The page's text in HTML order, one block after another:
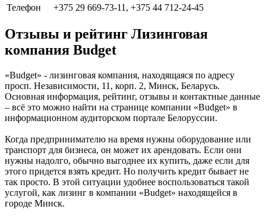
Телефон
+375 29 669-73-11, +375 44 712-24-45
Отзывы и рейтинг Лизинговая
компания Budget
«Budget» - лизинговая компания, находящаяся по адресу
просп. Независимости, 11, корп. 2, Минск, Беларусь.
Основная информация, рейтинг, отзывы и контактные данные
– всё это можно найти на странице компании «Budget» в
информационном аудиторском портале Белоруссии.
Когда предпринимателю на время нужны оборудование или
транспорт для бизнеса, он может их арендовать. Если они
нужны надолго, обычно выгоднее их купить, даже если для
этого придется взять кредит. Но получить кредит бывает не
так просто. В этой ситуации удобнее воспользоваться такой
услугой, как лизинг в компании «Budget» находящейся в
городе Минск.